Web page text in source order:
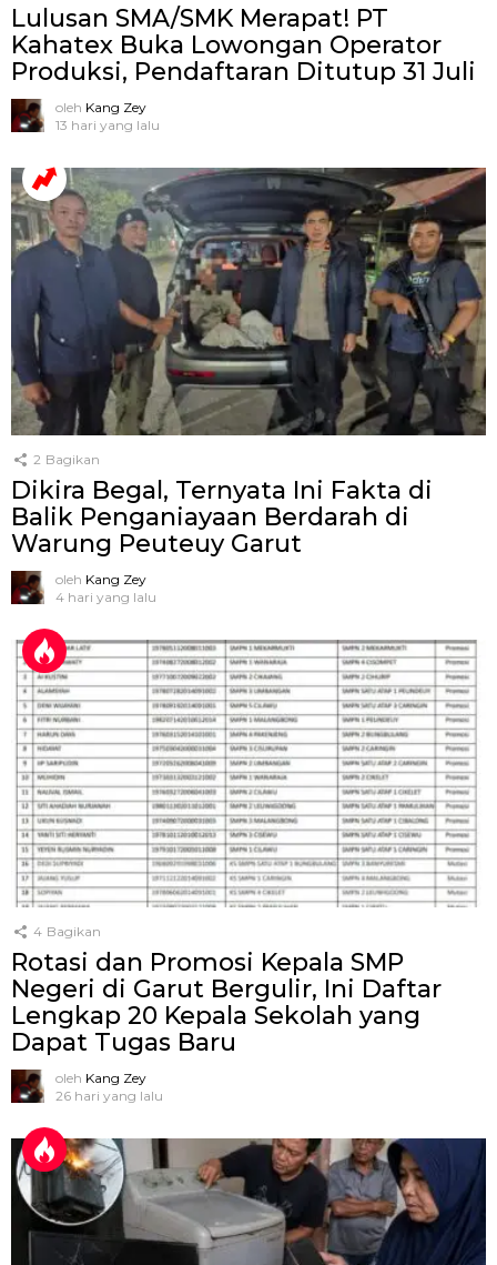
Lulusan SMA/SMK Merapat! PT
Kahatex Buka Lowongan Operator
Produksi, Pendaftaran Ditutup 31 Juli
oleh Kang Zey
13 hari yang lalu
2 Bagikan
Dikira Begal, Ternyata Ini Fakta di
Balik Penganiayaan Berdarah di
Warung Peuteuy Garut
oleh Kang Zey
4 hari yang lalu
4 Bagikan
Rotasi dan Promosi Kepala SMP
Negeri di Garut Bergulir, Ini Daftar
Lengkap 20 Kepala Sekolah yang
Dapat Tugas Baru
oleh Kang Zey
26 hari yang lalu